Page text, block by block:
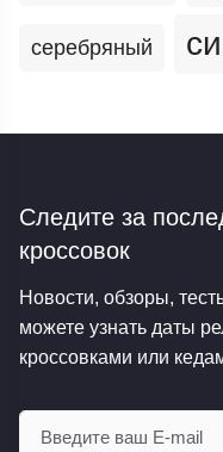
серебряный
Следите за
кроссовок
Новости, обзоры,
можете узнать даты
кроссовками или